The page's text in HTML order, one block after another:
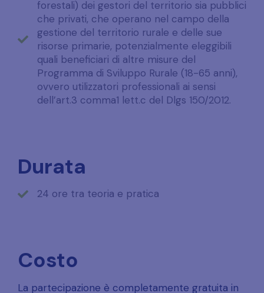
forestali) dei gestori del territorio sia pubblici
che privati, che operano nel campo della
gestione del territorio rurale e delle sue
risorse primarie, potenzialmente eleggibili
quali beneficiari di altre misure del
Programma di Sviluppo Rurale (18-65 anni),
ovvero utilizzatori professionali ai sensi
dell’art.3 comma1 lett.c del Dlgs 150/2012.
Durata
24 ore tra teoria e pratica
Costo
La partecipazione è completamente gratuita in